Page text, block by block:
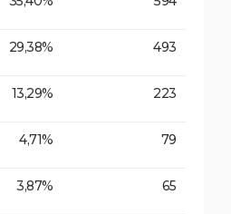
29,38% 493
13,29% 223
4,71% 79
3,87% 65